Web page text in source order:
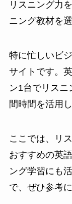
リスニング力
ニング教材を
特に忙しいビ
サイトです。
ン1台でリス
間時間を活用
ここでは、リ
おすすめの英
ング学習にも
で、ぜひ参考